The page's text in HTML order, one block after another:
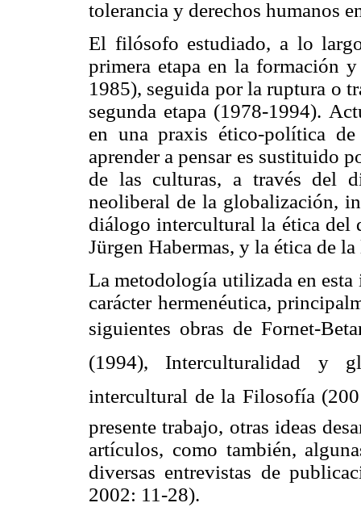
tolerancia y derechos humanos
El filósofo estudiado, a lo
primera etapa en la formación
1985), seguida por la ruptura o
segunda etapa (1978-1994).
en una praxis ético-política
aprender a pensar es sustituido
de las culturas, a través del
neoliberal de la globalización,
diálogo intercultural la ética
Jürgen Habermas, y la ética de
La metodología utilizada en
carácter hermenéutica,
siguientes obras de Fornet-
(1994), Interculturalidad y
intercultural de la Filosofía
presente trabajo, otras ideas
artículos, como también,
diversas entrevistas de
2002: 11-28).